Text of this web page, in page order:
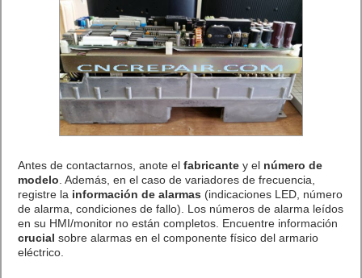
Antes de contactarnos, anote el fabricantey el número de
modelo. Además, en el caso de variadores de frecuencia,
registre la información de alarmas (indicaciones LED, número
de alarma, condiciones de fallo). Los números de alarma leídos
en su HMI/monitor no están completos. Encuentre información
crucial sobre alarmas en el componente físico del armario
eléctrico.